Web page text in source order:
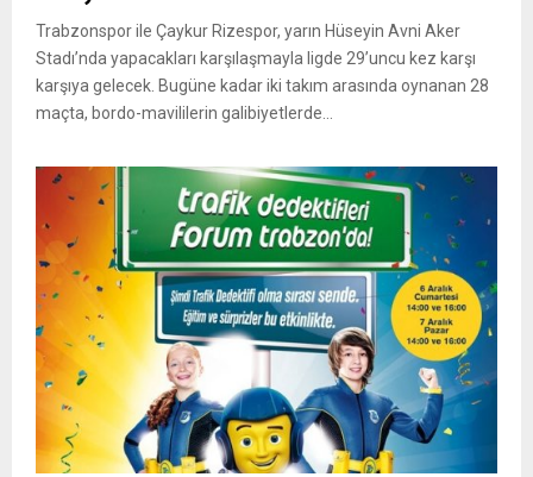
Trabzonspor ile Çaykur Rizespor, yarın Hüseyin Avni Aker
Stadı’nda yapacakları karşılaşmayla ligde 29’uncu kez karşı
karşıya gelecek. Bugüne kadar iki takım arasında oynanan 28
maçta, bordo-mavililerin galibiyetlerde...